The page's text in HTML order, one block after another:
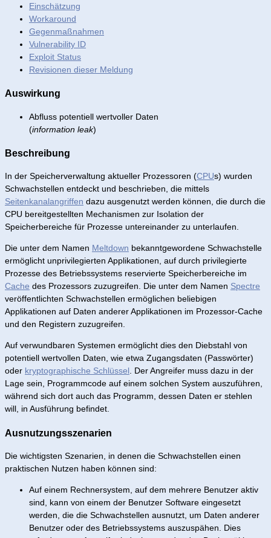
Einschätzung
Workaround
Gegenmaßnahmen
Vulnerability ID
Exploit Status
Revisionen dieser Meldung
Auswirkung
Abfluss potentiell wertvoller Daten
(information leak)
Beschreibung
In der Speicherverwaltung aktueller Prozessoren (CPUs) wurden
Schwachstellen entdeckt und beschrieben, die mittels
Seitenkanalangriffen dazu ausgenutzt werden können, die durch die
CPU bereitgestellten Mechanismen zur Isolation der
Speicherbereiche für Prozesse untereinander zu unterlaufen.
Die unter dem Namen Meltdown bekanntgewordene Schwachstelle
ermöglicht unprivilegierten Applikationen, auf durch privilegierte
Prozesse des Betriebssystems reservierte Speicherbereiche im
Cache des Prozessors zuzugreifen. Die unter dem Namen Spectre
veröffentlichten Schwachstellen ermöglichen beliebigen
Applikationen auf Daten anderer Applikationen im Prozessor-Cache
und den Registern zuzugreifen.
Auf verwundbaren Systemen ermöglicht dies den Diebstahl von
potentiell wertvollen Daten, wie etwa Zugangsdaten (Passwörter)
oder kryptographische Schlüssel. Der Angreifer muss dazu in der
Lage sein, Programmcode auf einem solchen System auszuführen,
während sich dort auch das Programm, dessen Daten er stehlen
will, in Ausführung befindet.
Ausnutzungsszenarien
Die wichtigsten Szenarien, in denen die Schwachstellen einen
praktischen Nutzen haben können sind:
Auf einem Rechnersystem, auf dem mehrere Benutzer aktiv
sind, kann von einem der Benutzer Software eingesetzt
werden, die die Schwachstellen ausnutzt, um Daten anderer
Benutzer oder des Betriebssystems auszuspähen. Dies